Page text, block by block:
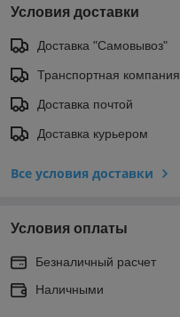
Условия доставки
Доставка "Самовывоз"
Транспортная компания
Доставка почтой
Доставка курьером
Все условия доставки
Условия оплаты
Безналичный расчет
Наличными